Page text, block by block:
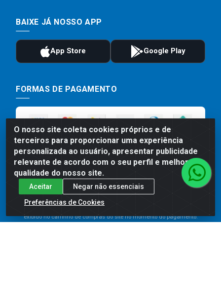
O nosso site coleta cookies próprios e de
terceiros para proporcionar uma experiência
personalizada ao usuário, apresentar publicidade
relevante de acordo com o seu perfil e melhorar a
qualidade do nosso site.
Aceitar
Negar não essenciais
Preferências de Cookies
BAIXE JÁ NOSSO APP
FORMAS DE PAGAMENTO
Preços, promoções, condições de pagamento e frete são válidos
para compras realizadas exclusivamente pelo site. Caso haja
divergência de preço de um produto, será válido o preço que for
exibido no carrinho de compras do site no momento do pagamento.